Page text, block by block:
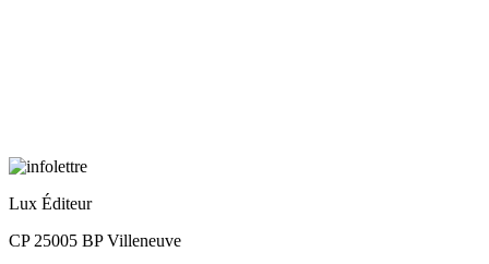
Lux Éditeur
CP 25005 BP Villeneuve